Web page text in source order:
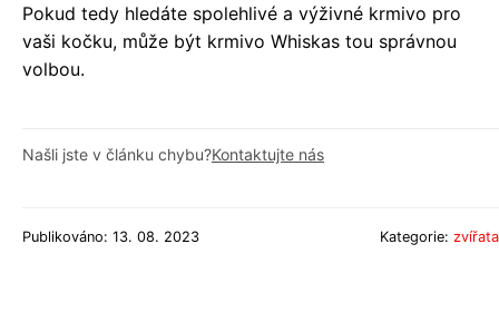
Pokud tedy hledáte spolehlivé a výživné krmivo pro
vaši kočku, může být krmivo Whiskas tou správnou
volbou.
Našli jste v článku chybu?Kontaktujte nás
Publikováno: 13. 08. 2023 Kategorie: zvířata